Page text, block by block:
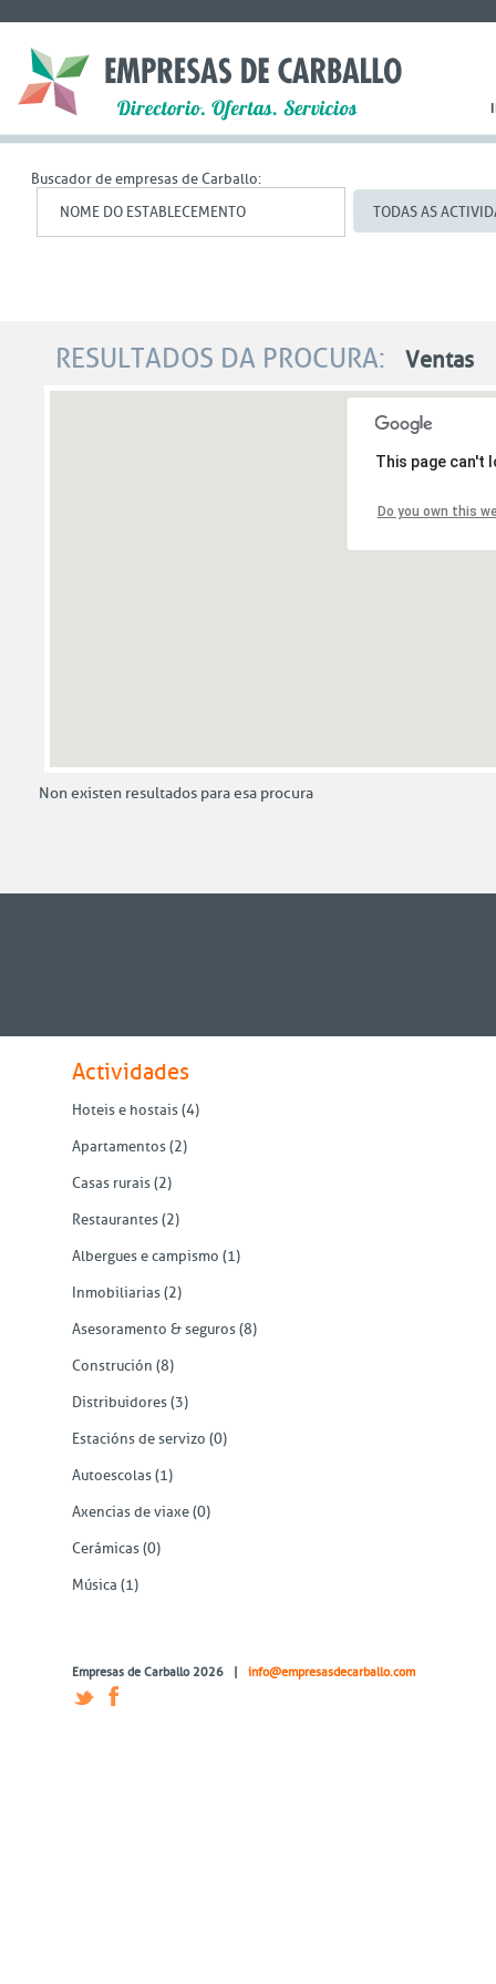
Buscador de empresas de Carballo:
TODAS AS
Íptica, ,zapatos , argos , casa de lema
RESULTADOS DA PROCURA: Ventas
This page can't
Do you own this
Non existen resultados para esa procura
Actividades
Hoteis e hostais (4)
Apartamentos (2)
Casas rurais (2)
Restaurantes (2)
Albergues e campismo (1)
Inmobiliarias (2)
Asesoramento & seguros (8)
Construción (8)
Distribuidores (3)
Estacións de servizo (0)
Autoescolas (1)
Axencias de viaxe (0)
Cerámicas (0)
Música (1)
Empresas de Carballo 2026 | info@empresasdecarballo.com